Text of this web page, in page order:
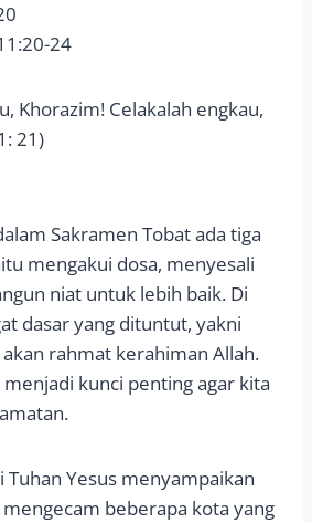
24
Khorazim! Celakalah engkau,
21)
Sakramen Tobat ada tiga
mengakui dosa, menyesali
niat untuk lebih baik. Di
dasar yang dituntut, yakni
rahmat kerahiman Allah.
kunci penting agar kita
Tuhan Yesus menyampaikan
mengecam beberapa kota yang